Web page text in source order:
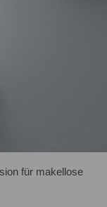
für makellose